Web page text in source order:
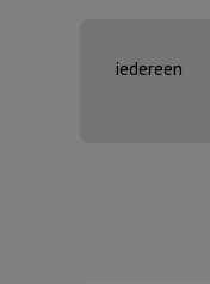
iedereen